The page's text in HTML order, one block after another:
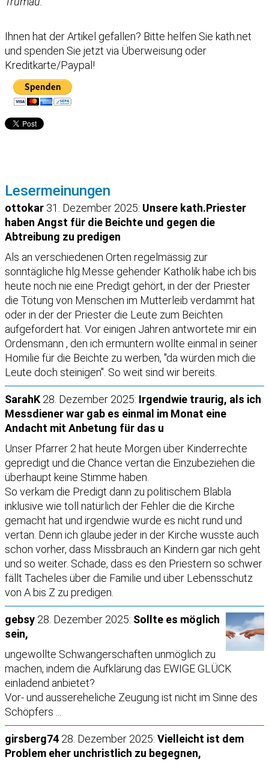
Ihnen hat der Artikel gefallen? Bitte helfen Sie kath.net
und spenden Sie jetzt via Überweisung oder
Kreditkarte/Paypal!
Lesermeinungen
ottokar 31. Dezember 2025: Unsere kath.Priester
haben Angst für die Beichte und gegen die
Abtreibung zu predigen
Als an verschiedenen Orten regelmässig zur
sonntägliche hlg.Messe gehender Katholik habe ich bis
heute noch nie eine Predigt gehört, in der der Priester
die Tötung von Menschen im Mutterleib verdammt hat
oder in der der Priester die Leute zum Beichten
aufgefordert hat. Vor einigen Jahren antwortete mir ein
Ordensmann , den ich ermuntern wollte einmal in seiner
Homilie für die Beichte zu werben, "da würden mich die
Leute doch steinigen". So weit sind wir bereits.
SarahK 28. Dezember 2025: Irgendwie traurig, als ich
Messdiener war gab es einmal im Monat eine
Andacht mit Anbetung für das u
Unser Pfarrer 2 hat heute Morgen über Kinderrechte
gepredigt und die Chance vertan die Einzubeziehen die
überhaupt keine Stimme haben.
So verkam die Predigt dann zu politischem Blabla
inklusive wie toll natürlich der Fehler die die Kirche
gemacht hat und irgendwie wurde es nicht rund und
vertan. Denn ich glaube jeder in der Kirche wusste auch
schon vorher, dass Missbrauch an Kindern gar nich geht
und so weiter. Schade, dass es den Priestern so schwer
fällt Tacheles über die Familie und über Lebensschutz
von A bis Z zu predigen.
gebsy 28. Dezember 2025: Sollte es möglich
sein,
ungewollte Schwangerschaften unmöglich zu
machen, indem die Aufklärung das EWIGE GLÜCK
einladend anbietet?
Vor- und aussereheliche Zeugung ist nicht im Sinne des
Schöpfers ...
girsberg74 28. Dezember 2025: Vielleicht ist dem
Problem eher unchristlich zu begegnen,